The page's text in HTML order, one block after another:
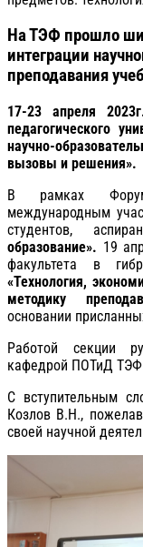
На ТЭФ прошло
интеграции
преподавания
17-23 апреля
педагогического
научно-
вызовы и решения».
В рамках
международным
студентов,
образование». 19
факультета в
«Технология,
методику
основании
Работой секции
кафедрой ПОТиД
С вступительным
Козлов В.Н.,
своей научной